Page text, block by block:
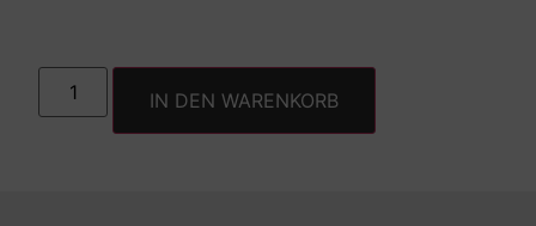
IN DEN WARENKORB